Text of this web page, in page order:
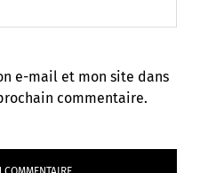
e-mail et mon site dans
commentaire.